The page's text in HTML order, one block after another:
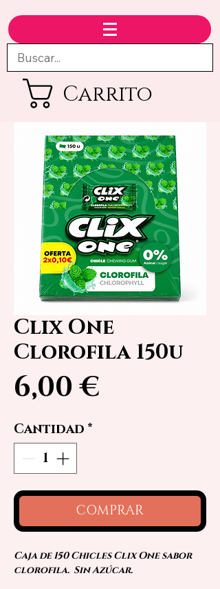
Carrito
Clix One
Clorofila 150u
6,00 €
Cantidad *
COMPRAR
Caja de 150 Chicles Clix One sabor
clorofila. Sin Azúcar.